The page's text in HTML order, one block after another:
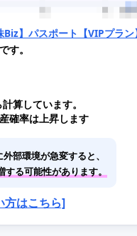
Biz】パスポート【VIPプラン
す。
算しています。
確率は上昇します
部環境が急変すると、
る可能性があります。
方はこちら]